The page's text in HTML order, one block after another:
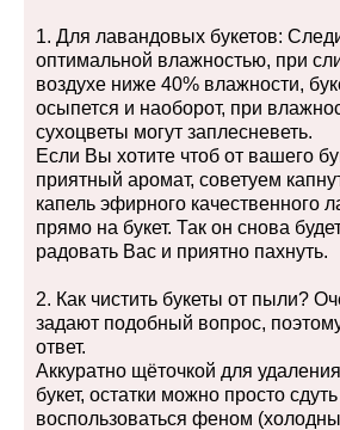
1. Для лавандовых букетов:
оптимальной влажностью, при
воздухе ниже 40% влажности,
осыпется и наоборот, при
сухоцветы могут заплесневеть.
Если Вы хотите чтоб от вашего
приятный аромат, советуем
капель эфирного качественного
прямо на букет. Так он снова
радовать Вас и приятно пахнуть.
2. Как чистить букеты от пыли?
задают подобный вопрос,
ответ.
Аккуратно щёточкой для
букет, остатки можно просто
воспользоваться феном